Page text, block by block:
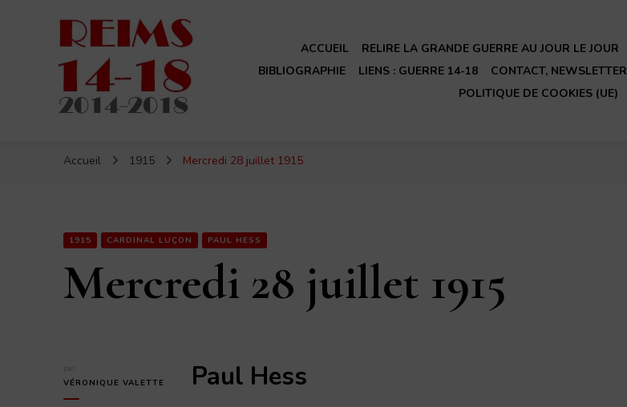
ACCUEIL RELIRE LA GRANDE GUERRE AU JOUR LE JOUR
BIBLIOGRAPHIE
LIENS : GUERRE 14-18 CONTACT, NEWSLETTER
POLITIQUE DE COOKIES (UE)
Accueil 1915 Mercredi 28 juillet 1915
1915 CARDINAL LUÇON PAUL HESS
Mercredi 28 juillet 1915
VÉRONIQUE VALETTE
Paul Hess